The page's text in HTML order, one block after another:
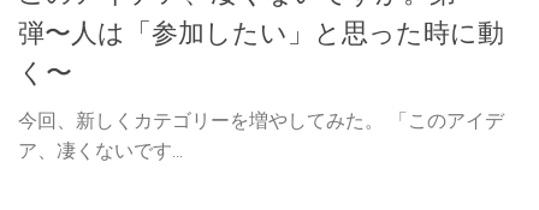
弾〜人は「参加したい」と思った時に動
く〜
今回、新しくカテゴリーを増やしてみた。 「このアイデ
ア、凄くないです...